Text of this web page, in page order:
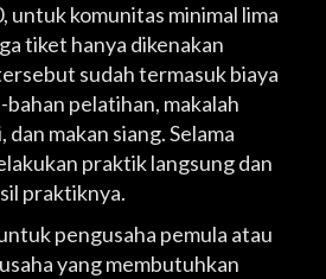
untuk komunitas minimal lima
tiket hanya dikenakan
sudah termasuk biaya
pelatihan, makalah
dan makan siang. Selama
praktik langsung dan
praktiknya.
pengusaha pemula atau
yang membutuhkan